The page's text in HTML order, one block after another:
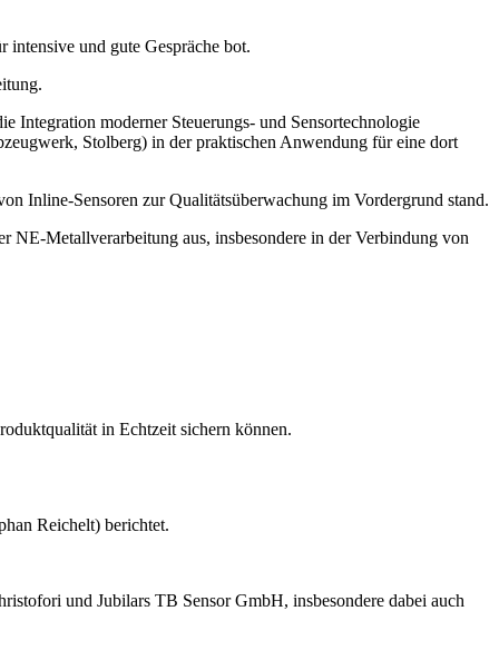
intensive und gute Gespräche bot.
Integration moderner Steuerungs- und Sensortechnologie
Stolberg) in der praktischen Anwendung für eine dort
Inline-Sensoren zur Qualitätsüberwachung im Vordergrund stand.
NE-Metallverarbeitung aus, insbesondere in der Verbindung von
in Echtzeit sichern können.
Reichelt) berichtet.
und Jubilars TB Sensor GmbH, insbesondere dabei auch